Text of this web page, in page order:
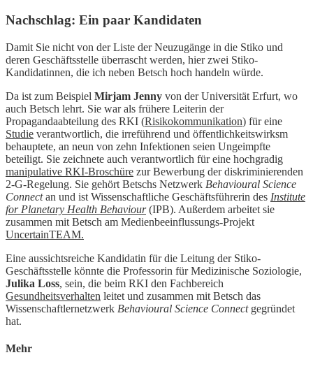
Nachschlag: Ein paar Kandidaten
Damit Sie nicht von der Liste der Neuzugänge in die Stiko und
deren Geschäftsstelle überrascht werden, hier zwei Stiko-
Kandidatinnen, die ich neben Betsch hoch handeln würde.
Da ist zum Beispiel Mirjam Jenny von der Universität Erfurt, wo
auch Betsch lehrt. Sie war als frühere Leiterin der
Propagandaabteilung des RKI (Risikokommunikation) für eine
Studie verantwortlich, die irreführend und öffentlichkeitswirksm
behauptete, an neun von zehn Infektionen seien Ungeimpfte
beteiligt. Sie zeichnete auch verantwortlich für eine hochgradig
manipulative RKI-Broschüre zur Bewerbung der diskriminierenden
2-G-Regelung. Sie gehört Betschs Netzwerk Behavioural Science
Connectan und ist Wissenschaftliche Geschäftsführerin des Institute
for Planetary Health Behaviour(IPB). Außerdem arbeitet sie
zusammen mit Betsch am Medienbeeinflussungs-Projekt
UncertainTEAM.
Eine aussichtsreiche Kandidatin für die Leitung der Stiko-
Geschäftsstelle könnte die Professorin für Medizinische Soziologie,
Julika Loss, sein, die beim RKI den Fachbereich
Gesundheitsverhalten leitet und zusammen mit Betsch das
Wissenschaftlernetzwerk Behavioural Science Connectgegründet
hat.
Mehr